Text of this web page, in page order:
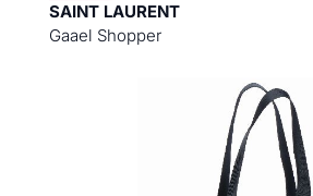
SAINT LAURENT
Gaael Shopper